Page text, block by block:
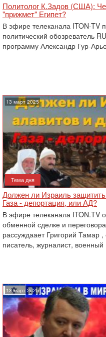
Политолог К.Задов (США):
"прижмет" Египет?
В эфире телеканала ITON-TV
политический обозреватель
программу Александр Гур-
13 март 2025
Тема дня
Должен ли Израиль
Газа - депортация, или АД?
В эфире телеканала ITON.TV
обменной сделке и
рассуждаает Григорий Тамар
писатель, журналист, военный
13 март 2025